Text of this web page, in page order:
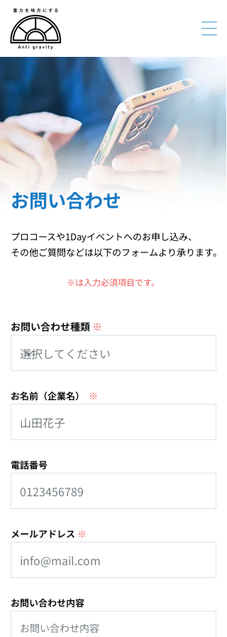
お問い合わせ
プロコースや1Dayイベントへのお申し込み、
その他ご質問などは以下のフォームより承ります。
※は入力必須項目です。
お問い合わせ種類 ※
お名前（企業名） ※
電話番号
メールアドレス ※
お問い合わせ内容